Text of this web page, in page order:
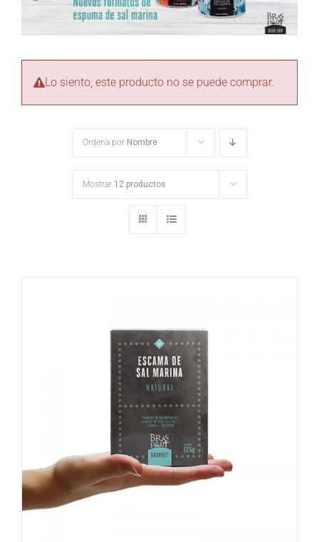
Lo siento, este producto no se puede comprar.
Ordena por Nombre
Mostrar 12 productos